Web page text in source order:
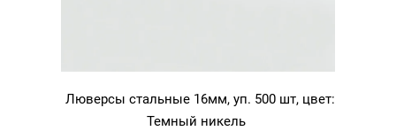
Люверсы стальные 16мм, уп. 500 шт, цвет:
Темный никель